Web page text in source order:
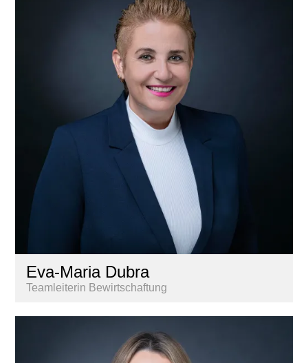
Eva-Maria Dubra
Teamleiterin Bewirtschaftung